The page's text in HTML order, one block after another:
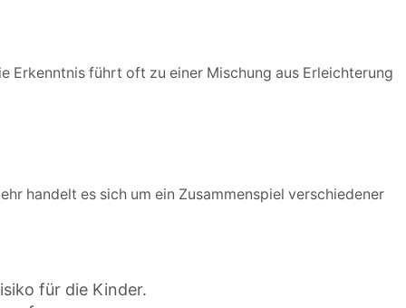
Erkenntnis führt oft zu einer Mischung aus Erleichterung
handelt es sich um ein Zusammenspiel verschiedener
für die Kinder.